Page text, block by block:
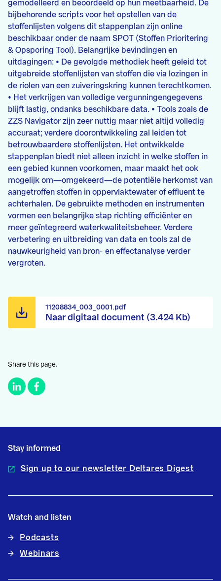
gemodelleerd en beoordeeld op hun meetbaarheid. De
bijbehorende scripts voor het opstellen van de
stoffenlijsten volgens dit stappenplan zijn online
beschikbaar onder de naam SPOT (Stoffen Prioritering
& Opsporing Tool). Belangrijke bevindingen en
uitdagingen: • De gevolgde methodiek heeft geleid tot
uitgebreide stoffenlijsten van stoffen die via lozingen in
de riolen van een zuiveringskring kunnen terechtkomen.
• Het verkrijgen van volledige vergunningengegevens
blijft lastig, ondanks beschikbare data. • Tools zoals de
ZZS Navigator zijn zeer nuttig maar niet altijd volledig
accuraat; verdere doorontwikkeling zal leiden tot
betrouwbaardere stoffenlijsten. Het ontwikkelde
stappenplan biedt niet alleen inzicht in welke stoffen in
een gebied kunnen voorkomen, maar maakt het ook
mogelijk om—omgekeerd—de potentiële herkomst van
aangetroffen stoffen in oppervlaktewater of effluent te
achterhalen. De gebruikte methoden en instrumenten
vormen een belangrijke stap richting efficiënter en
meer geïntegreerd waterkwaliteitsbeheer. Verdere
verbetering en uitbreiding van data en tools zal de
nauwkeurigheid van bron- en effectanalyse verder
vergroten.
Naar digitaal document (3.424 Kb)
11208834_003_0001.pdf
Share this page.
Stay informed
Sign up to our newsletter Deltares Digest
Watch and listen
Podcasts
Webinars